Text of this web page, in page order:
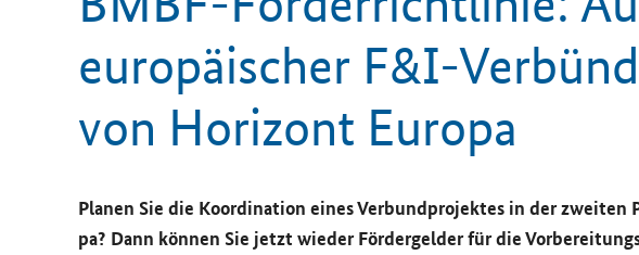
eu­ro­päi­scher F&I-​
von Ho­ri­zont Eu­ro­pa
Pla­nen Sie die Ko­or­di­na­ti­on eines Ver­bund­pro­jek­tes in der
pa? Dann kön­nen Sie jetzt wie­der För­der­gel­der für die